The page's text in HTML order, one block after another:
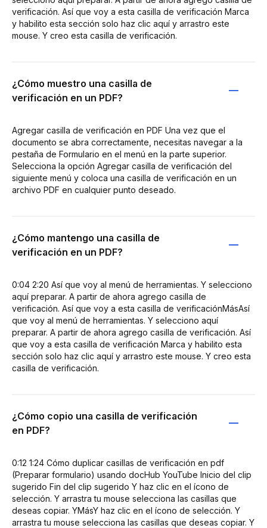
verificación. Así que voy a esta casilla de verificación Marca
y habilito esta sección solo haz clic aquí y arrastro este
mouse. Y creo esta casilla de verificación.
¿Cómo muestro una casilla de
verificación en un PDF?
Agregar casilla de verificación en PDF Una vez que el
documento se abra correctamente, necesitas navegar a la
pestaña de Formulario en el menú en la parte superior.
Selecciona la opción Agregar casilla de verificación del
siguiente menú y coloca una casilla de verificación en un
archivo PDF en cualquier punto deseado.
¿Cómo mantengo una casilla de
verificación en un PDF?
0:04 2:20 Así que voy al menú de herramientas. Y selecciono
aquí preparar. A partir de ahora agrego casilla de
verificación. Así que voy a esta casilla de verificaciónMásAsí
que voy al menú de herramientas. Y selecciono aquí
preparar. A partir de ahora agrego casilla de verificación. Así
que voy a esta casilla de verificación Marca y habilito esta
sección solo haz clic aquí y arrastro este mouse. Y creo esta
casilla de verificación.
¿Cómo copio una casilla de verificación
en PDF?
0:12 1:24 Cómo duplicar casillas de verificación en pdf
(Preparar formulario) usando docHub YouTube Inicio del clip
sugerido Fin del clip sugerido Y haz clic en el ícono de
selección. Y arrastra tu mouse selecciona las casillas que
deseas copiar. YMásY haz clic en el ícono de selección. Y
arrastra tu mouse selecciona las casillas que deseas copiar. Y